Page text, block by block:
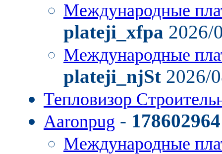
Международные
plateji_xfpa 2026/
Международные
plateji_njSt 2026/
Тепловизор
Aaronpug -
Международные